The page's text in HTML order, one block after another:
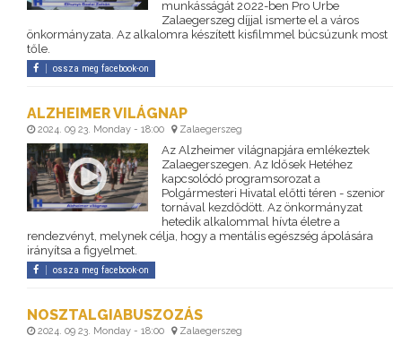
munkásságát 2022-ben Pro Urbe
Zalaegerszeg díjjal ismerte el a város
önkormányzata. Az alkalomra készített kisfilmmel búcsúzunk most
tőle.
ossza meg facebook-on
ALZHEIMER VILÁGNAP
2024. 09 23. Monday - 18:00 Zalaegerszeg
Az Alzheimer világnapjára emlékeztek
Zalaegerszegen. Az Idősek Hetéhez
kapcsolódó programsorozat a
Polgármesteri Hivatal előtti téren - szenior
tornával kezdődött. Az önkormányzat
hetedik alkalommal hívta életre a
rendezvényt, melynek célja, hogy a mentális egészség ápolására
irányítsa a figyelmet.
ossza meg facebook-on
NOSZTALGIABUSZOZÁS
2024. 09 23. Monday - 18:00 Zalaegerszeg